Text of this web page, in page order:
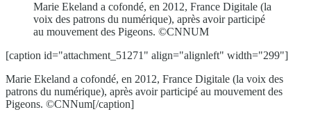
Marie Ekeland a cofondé, en 2012, France Digitale (la
voix des patrons du numérique), après avoir participé
au mouvement des Pigeons. ©CNNUM
[caption id="attachment_51271" align="alignleft" width="299"]
Marie Ekeland a cofondé, en 2012, France Digitale (la voix des
patrons du numérique), après avoir participé au mouvement des
Pigeons. ©CNNum[/caption]